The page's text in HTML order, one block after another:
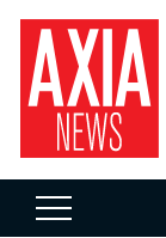
FTSEA
899,47
DOW
35.911,81